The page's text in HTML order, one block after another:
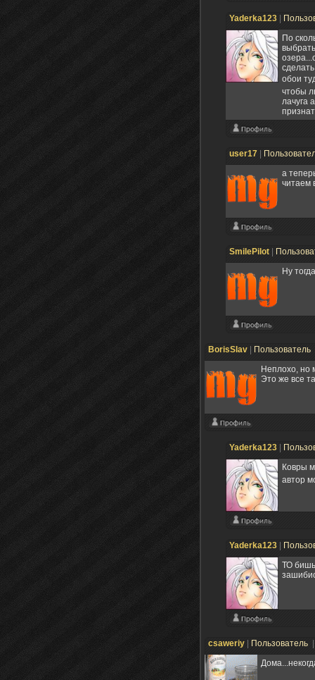
Yaderka123
По
обои
чтобы
лачуга
user17
а
читаем
SmilePilot
Ну
BorisSlav Пользователь
Неплохо, но
Это же все
Yaderka123
Ковры
автор
Yaderka123
ТО
csaweriy Пользователь